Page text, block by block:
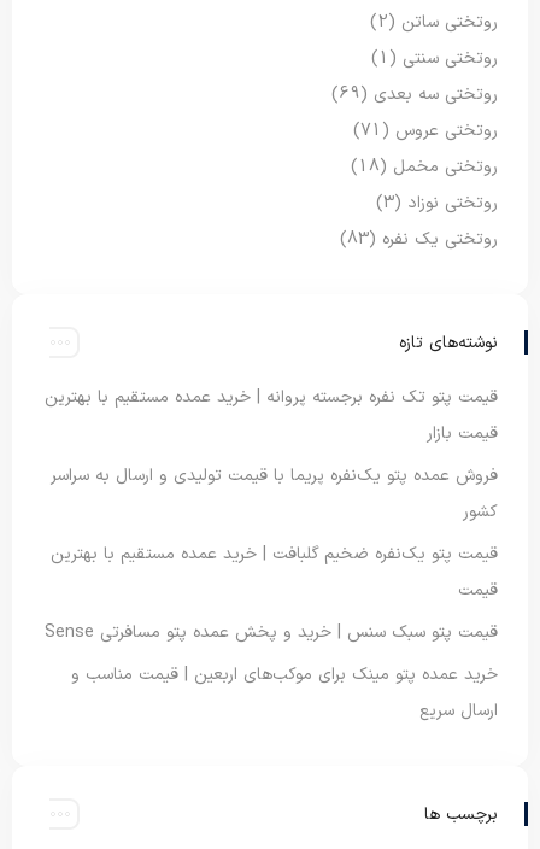
روتختی ساتن (2)
روتختی سنتی (1)
روتختی سه بعدی (69)
روتختی عروس (71)
روتختی مخمل (18)
روتختی نوزاد (3)
روتختی یک نفره (83)
نوشته‌های تازه
قیمت پتو تک نفره برجسته پروانه | خرید عمده مستقیم با بهترین
قیمت بازار
فروش عمده پتو یک‌نفره پریما با قیمت تولیدی و ارسال به سراسر
کشور
قیمت پتو یک‌نفره ضخیم گلبافت | خرید عمده مستقیم با بهترین
قیمت
قیمت پتو سبک سنس | خرید و پخش عمده پتو مسافرتی Sense
خرید عمده پتو مینک برای موکب‌های اربعین | قیمت مناسب و
ارسال سریع
برچسب ها